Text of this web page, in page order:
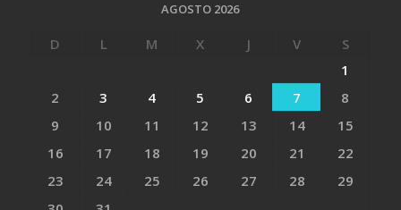
AGOSTO 2026
D L M X J V
S
1
2
3 4 5 6 7
8
9
10 11 12 13 14
15
16
17 18 19 20 21
22
23
24 25 26 27 28
29